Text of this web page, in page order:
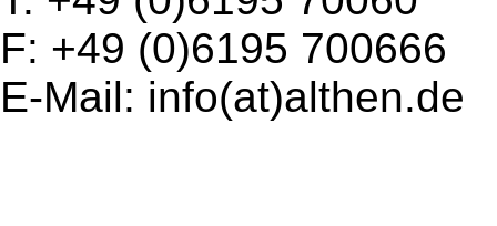
F: +49 (0)6195 700666
E-Mail: info(at)althen.de